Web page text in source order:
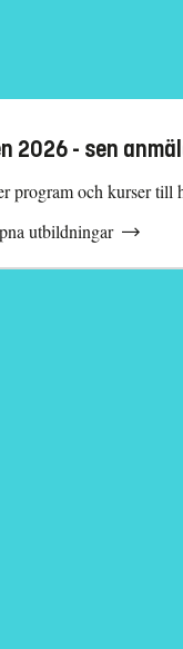
2026 - sen
program och kurser till
utbildningar